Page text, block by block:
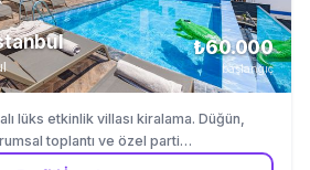
₺60.000
başlangıç
lüks etkinlik villası kiralama. Düğün,
toplantı ve özel parti
villa. Infinity havuz, tam donanımlı